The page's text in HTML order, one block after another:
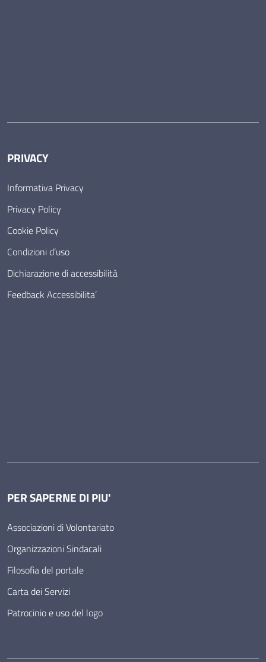
PRIVACY
Informativa Privacy
Privacy Policy
Cookie Policy
Condizioni d’uso
Dichiarazione di accessibilità
Feedback Accessibilita’
PER SAPERNE DI PIU'
Associazioni di Volontariato
Organizzazioni Sindacali
Filosofia del portale
Carta dei Servizi
Patrocinio e uso del logo